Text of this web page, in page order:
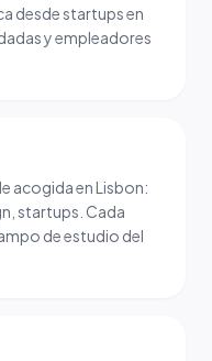
desde startups en
y empleadores
acogida en Lisbon:
startups. Cada
de estudio del